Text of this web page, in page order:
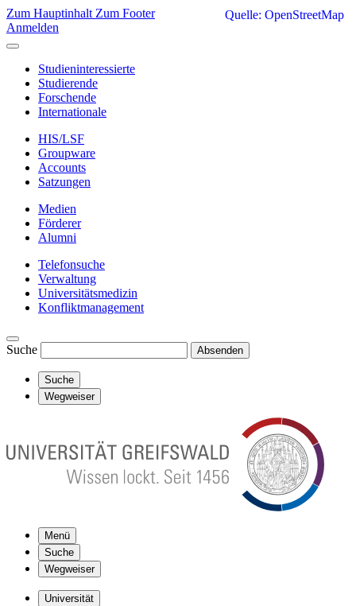
Zum Hauptinhalt Zum Footer
Anmelden
Studieninteressierte
Studierende
Forschende
Internationale
HIS/LSF
Groupware
Accounts
Satzungen
Medien
Förderer
Alumni
Telefonsuche
Verwaltung
Universitätsmedizin
Konfliktmanagement
Suche Absenden
Suche
Wegweiser
Menü
Suche
Wegweiser
Universität
Quelle: OpenStreetMap